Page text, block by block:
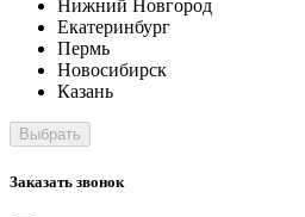
Нижний Новгород
Екатеринбург
Пермь
Новосибирск
Казань
Заказать звонок